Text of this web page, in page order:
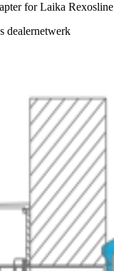
for Laika Rexosline
dealernetwerk